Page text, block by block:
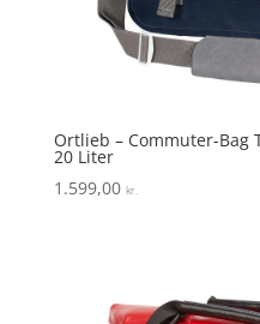
Ortlieb – Commuter-Bag
20 Liter
1.599,00 kr.